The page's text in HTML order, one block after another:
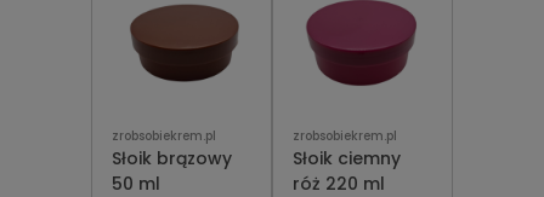
zrobsobiekrem.pl
Słoik brązowy
50 ml
zrobsobiekrem.pl
Słoik ciemny
róż 220 ml